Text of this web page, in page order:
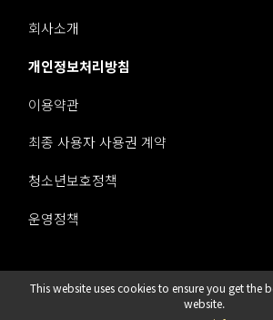
회사소개
개인정보처리방침
이용약관
최종 사용자 사용권 계약
청소년보호정책
운영정책
라인게임즈 주식회사
This website uses cookies to ensure you get the
website.